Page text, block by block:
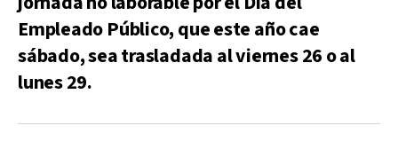
Empleado Público, que este año cae
sábado, sea trasladada al viernes 26 o al
lunes 29.